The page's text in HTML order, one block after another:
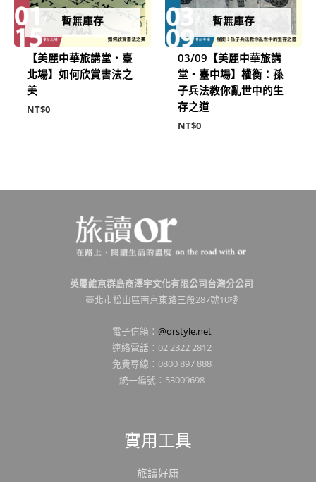
暫無庫存
【美麗中華旅講堂‧臺
北場】如何欣賞書法之
美
NT$0
暫無庫存
03/09【美麗中華旅講
堂‧臺中場】權衡：孫
子兵法教你亂世中的生
存之道
NT$0
英屬維京群島商澤宇文化有限公司台灣分公司
臺北市松山區南京東路三段287號10樓
電子信箱： @orstyle.net
連絡電話：02 2322 2812
免費專線：0800 897 888
統一編號：53009698
實用工具
旅讀好康